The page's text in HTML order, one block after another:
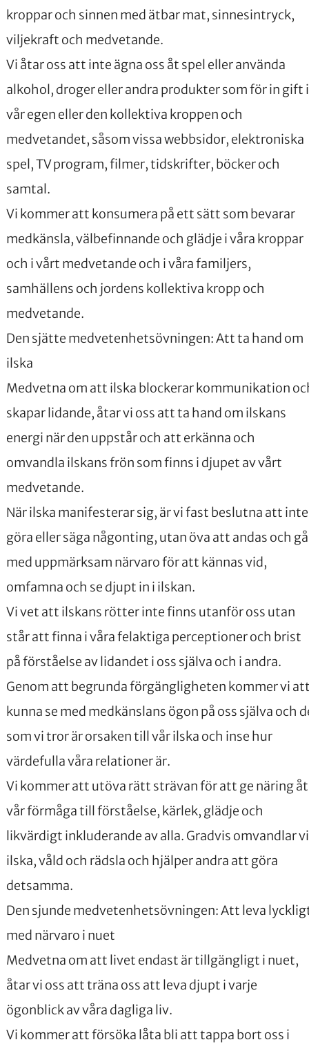
kroppar och sinnen med ätbar mat, sinnesintryck,
viljekraft och medvetande.
Vi åtar oss att inte ägna oss åt spel eller använda
alkohol, droger eller andra produkter som för in gift i
vår egen eller den kollektiva kroppen och
medvetandet, såsom vissa webbsidor, elektroniska
spel, TV program, filmer, tidskrifter, böcker och
samtal.
Vi kommer att konsumera på ett sätt som bevarar
medkänsla, välbefinnande och glädje i våra kroppar
och i vårt medvetande och i våra familjers,
samhällens och jordens kollektiva kropp och
medvetande.
Den sjätte medvetenhetsövningen: Att ta hand om
ilska
Medvetna om att ilska blockerar kommunikation
skapar lidande, åtar vi oss att ta hand om ilskans
energi när den uppstår och att erkänna och
omvandla ilskans frön som finns i djupet av vårt
medvetande.
När ilska manifesterar sig, är vi fast beslutna att inte
göra eller säga någonting, utan öva att andas och gå
med uppmärksam närvaro för att kännas vid,
omfamna och se djupt in i ilskan.
Vi vet att ilskans rötter inte finns utanför oss utan
står att finna i våra felaktiga perceptioner och brist
på förståelse av lidandet i oss själva och i andra.
Genom att begrunda förgängligheten kommer vi
kunna se med medkänslans ögon på oss själva och
som vi tror är orsaken till vår ilska och inse hur
värdefulla våra relationer är.
Vi kommer att utöva rätt strävan för att ge näring åt
vår förmåga till förståelse, kärlek, glädje och
likvärdigt inkluderande av alla. Gradvis omvandlar vi
ilska, våld och rädsla och hjälper andra att göra
detsamma.
Den sjunde medvetenhetsövningen: Att leva
med närvaro i nuet
Medvetna om att livet endast är tillgängligt i nuet,
åtar vi oss att träna oss att leva djupt i varje
ögonblick av våra dagliga liv.
Vi kommer att försöka låta bli att tappa bort oss i